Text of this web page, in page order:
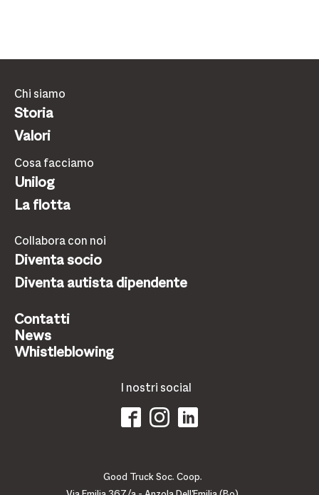
Chi siamo
Storia
Valori
Cosa facciamo
Unilog
La flotta
Collabora con noi
Diventa socio
Diventa autista dipendente
Contatti
News
Whistleblowing
I nostri social
Good Truck Soc. Coop.